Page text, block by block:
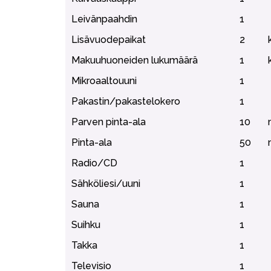
Leivänpaahdin
1
Lisävuodepaikat
2
Makuuhuoneiden lukumäärä
1
Mikroaaltouuni
1
Pakastin/pakastelokero
1
Parven pinta-ala
10
Pinta-ala
50
Radio/CD
1
Sähköliesi/uuni
1
Sauna
1
Suihku
1
Takka
1
Televisio
1